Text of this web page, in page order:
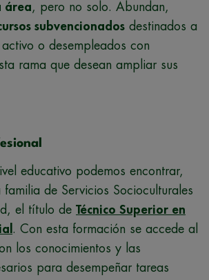
área, pero no solo. Abundan,
subvencionados destinados a
o desempleados con
rama que desean ampliar sus
educativo podemos encontrar,
de Servicios Socioculturales
el título de Técnico Superior en
. Con esta formación se accede al
los conocimientos y las
para desempeñar tareas